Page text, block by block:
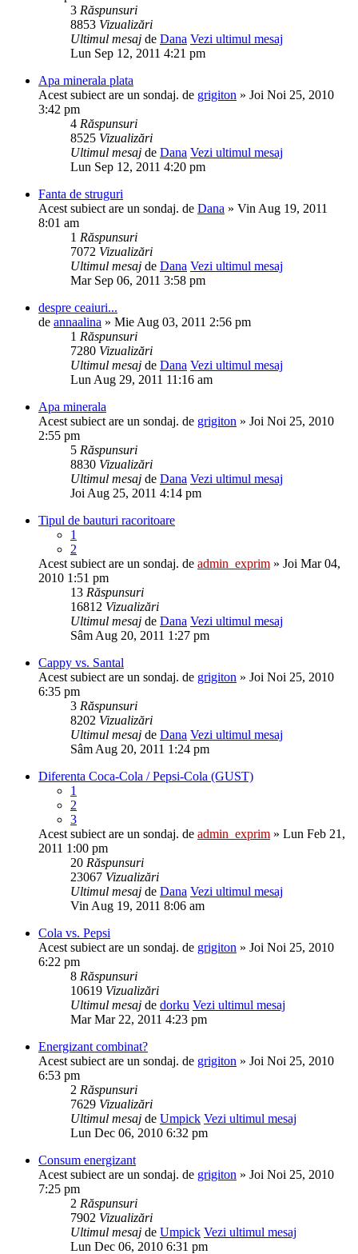
3 Răspunsuri
8853 Vizualizări
Ultimul mesaj de Dana Vezi ultimul mesaj
Lun Sep 12, 2011 4:21 pm
Apa minerala plata
Acest subiect are un sondaj. de grigiton » Joi Noi 25, 2010
3:42 pm
4 Răspunsuri
8525 Vizualizări
Ultimul mesaj de Dana Vezi ultimul mesaj
Lun Sep 12, 2011 4:20 pm
Fanta de struguri
Acest subiect are un sondaj. de Dana » Vin Aug 19, 2011
8:01 am
1 Răspunsuri
7072 Vizualizări
Ultimul mesaj de Dana Vezi ultimul mesaj
Mar Sep 06, 2011 3:58 pm
despre ceaiuri...
de annaalina » Mie Aug 03, 2011 2:56 pm
1 Răspunsuri
7280 Vizualizări
Ultimul mesaj de Dana Vezi ultimul mesaj
Lun Aug 29, 2011 11:16 am
Apa minerala
Acest subiect are un sondaj. de grigiton » Joi Noi 25, 2010
2:55 pm
5 Răspunsuri
8830 Vizualizări
Ultimul mesaj de Dana Vezi ultimul mesaj
Joi Aug 25, 2011 4:14 pm
Tipul de bauturi racoritoare
1
2
Acest subiect are un sondaj. de admin_exprim » Joi Mar 04,
2010 1:51 pm
13 Răspunsuri
16812 Vizualizări
Ultimul mesaj de Dana Vezi ultimul mesaj
Sâm Aug 20, 2011 1:27 pm
Cappy vs. Santal
Acest subiect are un sondaj. de grigiton » Joi Noi 25, 2010
6:35 pm
3 Răspunsuri
8202 Vizualizări
Ultimul mesaj de Dana Vezi ultimul mesaj
Sâm Aug 20, 2011 1:24 pm
Diferenta Coca-Cola / Pepsi-Cola (GUST)
1
2
3
Acest subiect are un sondaj. de admin_exprim » Lun Feb 21,
2011 1:00 pm
20 Răspunsuri
23067 Vizualizări
Ultimul mesaj de Dana Vezi ultimul mesaj
Vin Aug 19, 2011 8:06 am
Cola vs. Pepsi
Acest subiect are un sondaj. de grigiton » Joi Noi 25, 2010
6:22 pm
8 Răspunsuri
10619 Vizualizări
Ultimul mesaj de dorku Vezi ultimul mesaj
Mar Mar 22, 2011 4:23 pm
Energizant combinat?
Acest subiect are un sondaj. de grigiton » Joi Noi 25, 2010
6:53 pm
2 Răspunsuri
7629 Vizualizări
Ultimul mesaj de Umpick Vezi ultimul mesaj
Lun Dec 06, 2010 6:32 pm
Consum energizant
Acest subiect are un sondaj. de grigiton » Joi Noi 25, 2010
7:25 pm
2 Răspunsuri
7902 Vizualizări
Ultimul mesaj de Umpick Vezi ultimul mesaj
Lun Dec 06, 2010 6:31 pm